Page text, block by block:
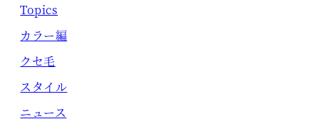
Topics
カラー編
クセ毛
スタイル
ニュース